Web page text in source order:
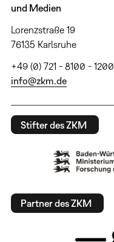
und Medien
Lorenzstraße 19
76135 Karlsruhe
+49 (0) 721 - 8100 - 1200
info@zkm.de
Stifter des ZKM
Partner des ZKM